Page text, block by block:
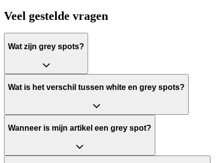
Veel gestelde vragen
Wat zijn grey spots?
Wat is het verschil tussen white en grey spots?
Wanneer is mijn artikel een grey spot?